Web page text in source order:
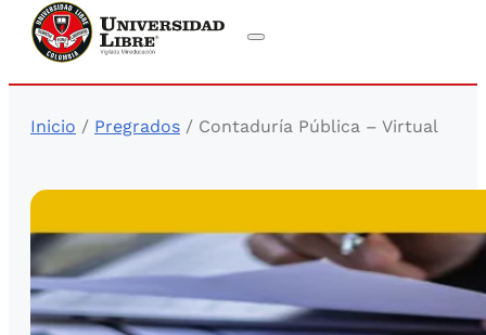
Inicio / Pregrados / Contaduría Pública – Virtual